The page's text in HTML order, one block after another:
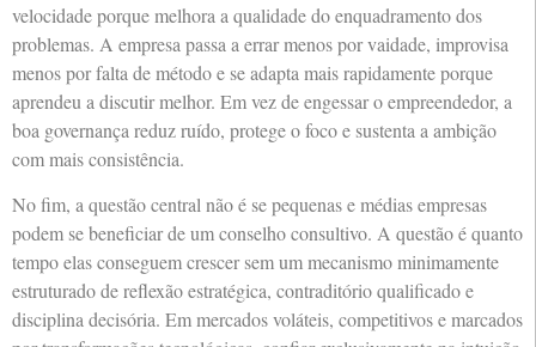
velocidade porque melhora a qualidade do enquadramento dos
problemas. A empresa passa a errar menos por vaidade, improvisa
menos por falta de método e se adapta mais rapidamente porque
aprendeu a discutir melhor. Em vez de engessar o empreendedor, a
boa governança reduz ruído, protege o foco e sustenta a ambição
com mais consistência.
No fim, a questão central não é se pequenas e médias empresas
podem se beneficiar de um conselho consultivo. A questão é quanto
tempo elas conseguem crescer sem um mecanismo minimamente
estruturado de reflexão estratégica, contraditório qualificado e
disciplina decisória. Em mercados voláteis, competitivos e marcados